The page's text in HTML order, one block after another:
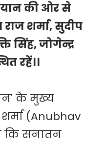
की ओर से
शर्मा, सुदीप
सिंह, जोगेन्द्र
रहें।।
के मुख्य
(Anubhav
कि सनातन